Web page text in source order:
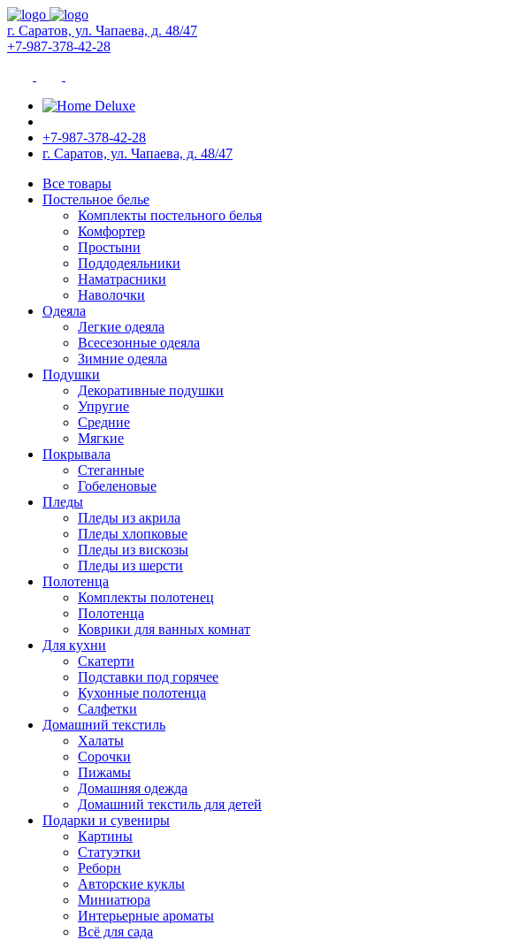
г. Саратов, ул. Чапаева, д. 48/47
+7-987-378-42-28
+7-987-378-42-28
г. Саратов, ул. Чапаева, д. 48/47
Все товары
Постельное белье
Комплекты постельного белья
Комфортер
Простыни
Поддодеяльники
Наматрасники
Наволочки
Одеяла
Легкие одеяла
Всесезонные одеяла
Зимние одеяла
Подушки
Декоративные подушки
Упругие
Средние
Мягкие
Покрывала
Стеганные
Гобеленовые
Пледы
Пледы из акрила
Пледы хлопковые
Пледы из вискозы
Пледы из шерсти
Полотенца
Комплекты полотенец
Полотенца
Коврики для ванных комнат
Для кухни
Скатерти
Подставки под горячее
Кухонные полотенца
Салфетки
Домашний текстиль
Халаты
Сорочки
Пижамы
Домашняя одежда
Домашний текстиль для детей
Подарки и сувениры
Картины
Статуэтки
Реборн
Авторские куклы
Миниатюра
Интерьерные ароматы
Всё для сада